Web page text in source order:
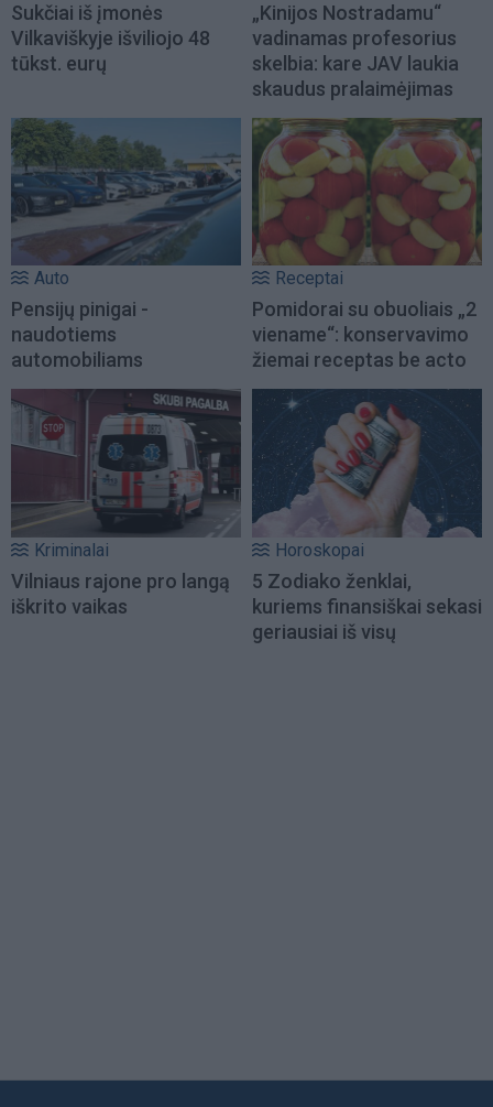
Sukčiai iš įmonės
Vilkaviškyje išviliojo 48
tūkst. eurų
„Kinijos Nostradamu“
vadinamas profesorius
skelbia: kare JAV laukia
skaudus pralaimėjimas
Auto
Pensijų pinigai -
naudotiems
automobiliams
Receptai
Pomidorai su obuoliais „2
viename“: konservavimo
žiemai receptas be acto
Kriminalai
Vilniaus rajone pro langą
iškrito vaikas
Horoskopai
5 Zodiako ženklai,
kuriems finansiškai sekasi
geriausiai iš visų